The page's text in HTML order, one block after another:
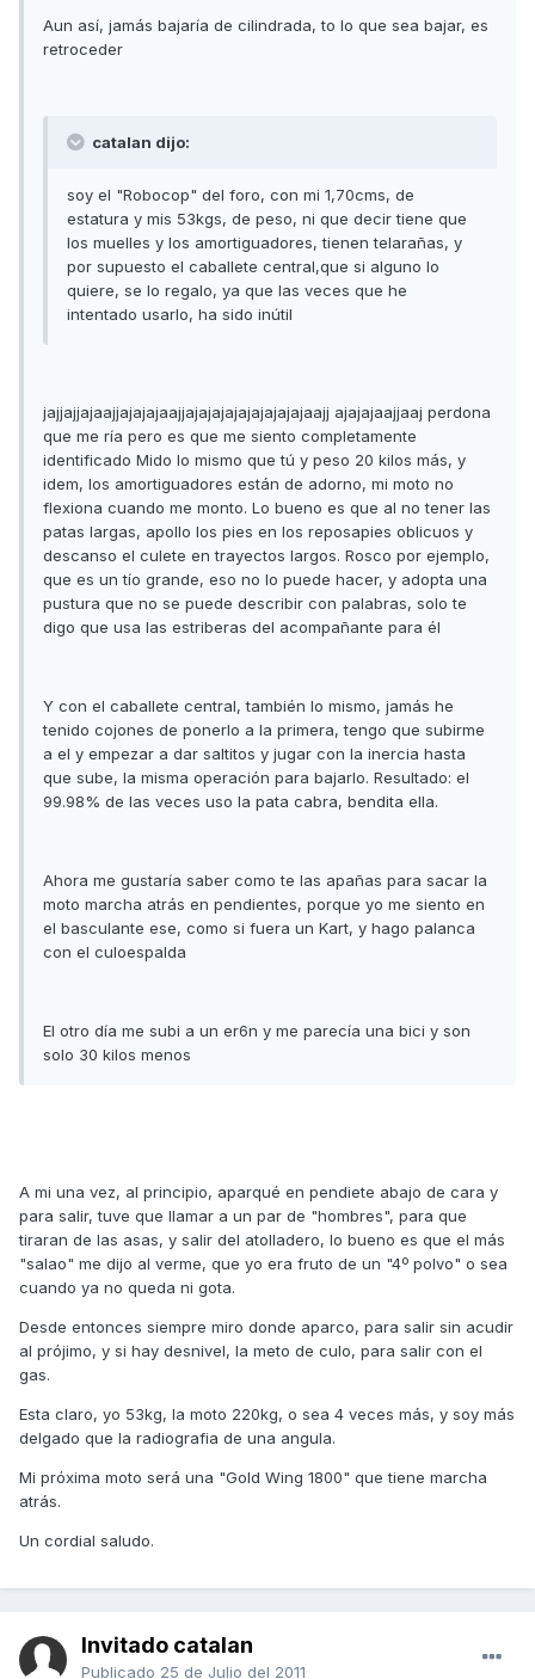
Aun así, jamás bajaría de cilindrada, to lo que sea bajar, es
retroceder
catalan dijo:
soy el "Robocop" del foro, con mi 1,70cms, de
estatura y mis 53kgs, de peso, ni que decir tiene que
los muelles y los amortiguadores, tienen telarañas, y
por supuesto el caballete central,que si alguno lo
quiere, se lo regalo, ya que las veces que he
intentado usarlo, ha sido inútil
jajjajjajaajjajajajaajjajajajajajajajajajaajj ajajajaajjaaj perdona
que me ría pero es que me siento completamente
identificado Mido lo mismo que tú y peso 20 kilos más, y
idem, los amortiguadores están de adorno, mi moto no
flexiona cuando me monto. Lo bueno es que al no tener las
patas largas, apollo los pies en los reposapies oblicuos y
descanso el culete en trayectos largos. Rosco por ejemplo,
que es un tío grande, eso no lo puede hacer, y adopta una
pustura que no se puede describir con palabras, solo te
digo que usa las estriberas del acompañante para él
Y con el caballete central, también lo mismo, jamás he
tenido cojones de ponerlo a la primera, tengo que subirme
a el y empezar a dar saltitos y jugar con la inercia hasta
que sube, la misma operación para bajarlo. Resultado: el
99.98% de las veces uso la pata cabra, bendita ella.
Ahora me gustaría saber como te las apañas para sacar la
moto marcha atrás en pendientes, porque yo me siento en
el basculante ese, como si fuera un Kart, y hago palanca
con el culoespalda
El otro día me subi a un er6n y me parecía una bici y son
solo 30 kilos menos
A mi una vez, al principio, aparqué en pendiete abajo de cara y
para salir, tuve que llamar a un par de "hombres", para que
tiraran de las asas, y salir del atolladero, lo bueno es que el más
"salao" me dijo al verme, que yo era fruto de un "4º polvo" o sea
cuando ya no queda ni gota.
Desde entonces siempre miro donde aparco, para salir sin acudir
al prójimo, y si hay desnivel, la meto de culo, para salir con el
gas.
Esta claro, yo 53kg, la moto 220kg, o sea 4 veces más, y soy más
delgado que la radiografia de una angula.
Mi próxima moto será una "Gold Wing 1800" que tiene marcha
atrás.
Un cordial saludo.
Invitado catalan
Publicado 25 de Julio del 2011